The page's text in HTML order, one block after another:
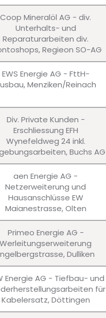
Coop Mineralöl AG - div.
Unterhalts- und
Reparaturarbeiten div.
Regieon SO-AG
EWS Energie AG - FttH-
Menziken/Reinach
Div. Private Kunden -
Erschliessung EFH
Wynefeldweg 24 inkl.
Buchs AG
aen Energie AG -
Netzerweiterung und
Hausanschlüsse EW
Maianestrasse, Olten
Primeo Energie AG -
Werleitungserweiterung
Dulliken
Energie AG - Tiefbau- und
für
Kabelersatz, Döttingen